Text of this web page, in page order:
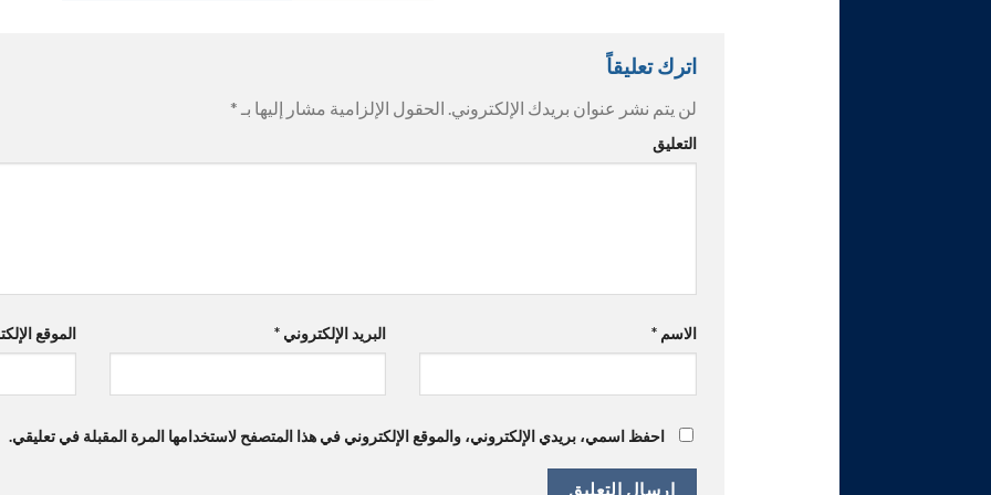
اترك تعليقاً
لن يتم نشر عنوان بريدك الإلكتروني. الحقول الإلزامية مشار إليها بـ *
التعليق
الاسم* البريد الإلكتروني * الموقع
احفظ اسمي، بريدي الإلكتروني، والموقع الإلكتروني في هذا المتصفح لاستخدامها المرة المقبلة في تعليقي.